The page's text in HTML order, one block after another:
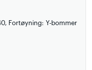
Fortøyning: Y-bommer